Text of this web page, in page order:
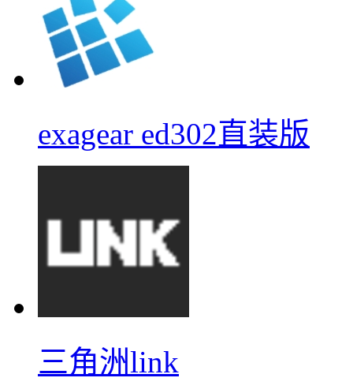
exagear ed302直装版
三角洲link